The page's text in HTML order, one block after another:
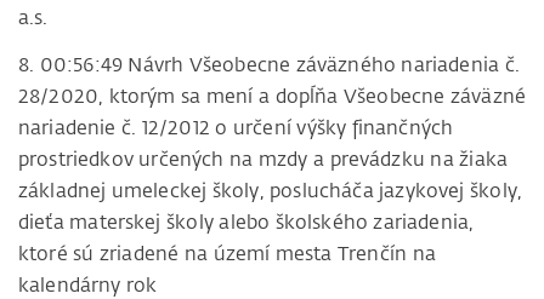
a.s.
8. 00:56:49 Návrh Všeobecne záväzného nariadenia č.
28/2020, ktorým sa mení a dopĺňa Všeobecne záväzné
nariadenie č. 12/2012 o určení výšky finančných
prostriedkov určených na mzdy a prevádzku na žiaka
základnej umeleckej školy, poslucháča jazykovej školy,
dieťa materskej školy alebo školského zariadenia,
ktoré sú zriadené na území mesta Trenčín na
kalendárny rok